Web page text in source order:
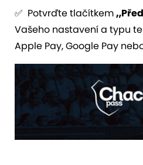
✅ Potvrďte tlačítkem
Vašeho nastavení a typu
Apple Pay, Google Pay